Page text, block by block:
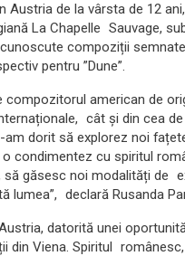
Austria de la vârsta de 12
La Chapelle Sauvage,
compoziții
pentru ”Dune”.
compozitorul american de
cât și din cea
dorit să explorez noi
condimentez cu spiritul
să găsesc noi modalități de
lumea”, declară Rusanda
datorită unei
din Viena. Spiritul